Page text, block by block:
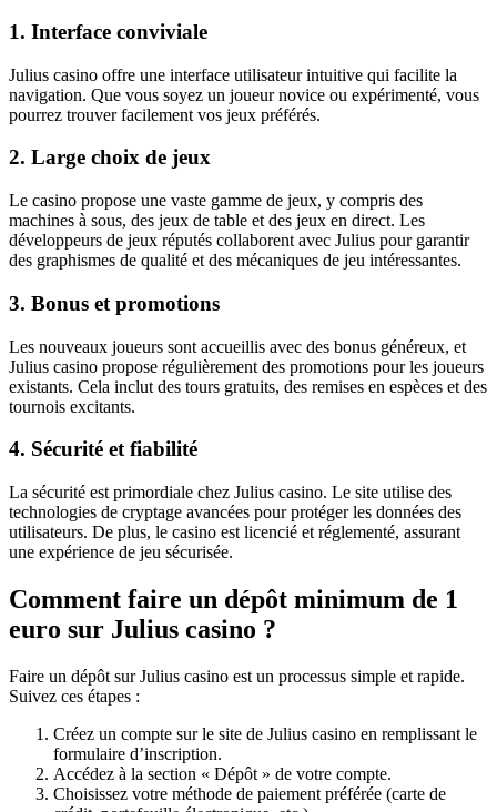
1. Interface conviviale
Julius casino offre une interface utilisateur intuitive qui facilite la
navigation. Que vous soyez un joueur novice ou expérimenté, vous
pourrez trouver facilement vos jeux préférés.
2. Large choix de jeux
Le casino propose une vaste gamme de jeux, y compris des
machines à sous, des jeux de table et des jeux en direct. Les
développeurs de jeux réputés collaborent avec Julius pour garantir
des graphismes de qualité et des mécaniques de jeu intéressantes.
3. Bonus et promotions
Les nouveaux joueurs sont accueillis avec des bonus généreux, et
Julius casino propose régulièrement des promotions pour les joueurs
existants. Cela inclut des tours gratuits, des remises en espèces et des
tournois excitants.
4. Sécurité et fiabilité
La sécurité est primordiale chez Julius casino. Le site utilise des
technologies de cryptage avancées pour protéger les données des
utilisateurs. De plus, le casino est licencié et réglementé, assurant
une expérience de jeu sécurisée.
Comment faire un dépôt minimum de 1
euro sur Julius casino ?
Faire un dépôt sur Julius casino est un processus simple et rapide.
Suivez ces étapes :
Créez un compte sur le site de Julius casino en remplissant le
formulaire d’inscription.
Accédez à la section « Dépôt » de votre compte.
Choisissez votre méthode de paiement préférée (carte de